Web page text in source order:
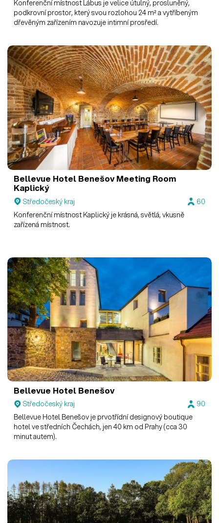
Konferenční místnost Lábus je velice útulný, prosluněný,
podkrovní prostor, který svou rozlohou 24 m² a vytříbeným
dřevěným zařízením navozuje intimní prosředí.
Bellevue Hotel BenešovMeeting Room
Kaplický
Středočeský kraj
60
Konferenční místnost Kaplický je krásná, světlá, vkusně
zařízená místnost.
Bellevue Hotel Benešov
Středočeský kraj
90
Bellevue Hotel Benešov je prvotřídní designový boutique
hotel ve středních Čechách, jen 40 km od Prahy (cca 30
minut autem).